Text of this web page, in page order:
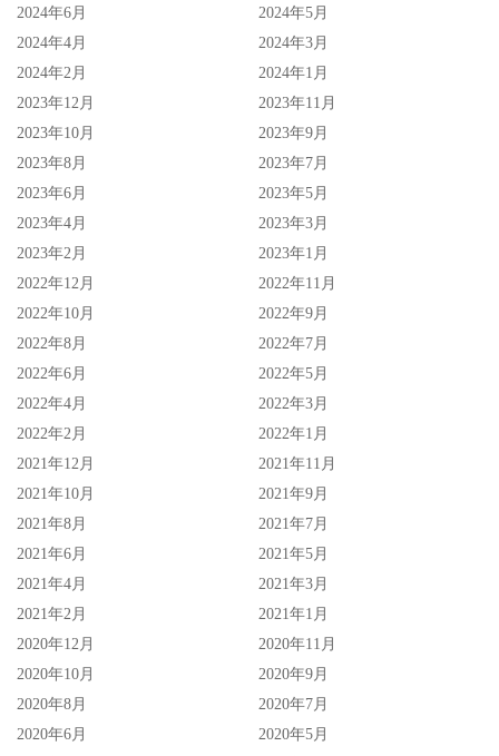
《拿破仑》（Napolean）
《奥本海默》
《坠恶真相》
《花月杀手》
《滞留生》
最佳妆发
《绝地盟约》
《大师风华：真爱乐章》
《奥本海默》
《可怜的东西》
《赎罪日之战》（Golda）
最佳音效
《A.I. 创世者》
《大师风华：真爱乐章》
《不可能的任务：致命清算 第一章》
2024年6月
2024年5月
2024年4月
2024年3月
2024年2月
2024年1月
2023年12月
2023年11月
2023年10月
2023年9月
2023年8月
2023年7月
2023年6月
2023年5月
2023年4月
2023年3月
2023年2月
2023年1月
2022年12月
2022年11月
2022年10月
2022年9月
2022年8月
2022年7月
2022年6月
2022年5月
2022年4月
2022年3月
2022年2月
2022年1月
2021年12月
2021年11月
2021年10月
2021年9月
2021年8月
2021年7月
2021年6月
2021年5月
2021年4月
2021年3月
2021年2月
2021年1月
2020年12月
2020年11月
2020年10月
2020年9月
2020年8月
2020年7月
2020年6月
2020年5月